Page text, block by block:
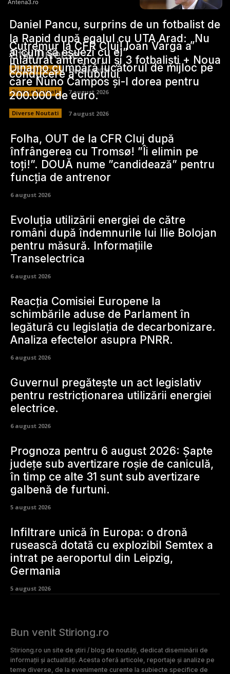
Antena3.ro
Stiri Diverse:
Daniel Pancu, surprins de un fotbalist de
la Rapid după egalul cu UTA Arad: „Nu
ai cum să eșuezi cu el”
Diverse Noutati 7 august 2026
Cutremur la CFR Cluj! Ioan Varga a
înlăturat antrenorul și 3 fotbaliști + Noua
conducere a clubului
Diverse Noutati 7 august 2026
Dinamo cumpără jucătorul de mijloc pe
care Nuno Campos și-l dorea pentru
200.000 de euro.
Diverse Noutati 7 august 2026
Folha, OUT de la CFR Cluj după
înfrângerea cu Tromsø! ”Îi elimin pe
toți!”. DOUĂ nume ”candidează” pentru
funcția de antrenor
6 august 2026
Evoluția utilizării energiei de către
români după îndemnurile lui Ilie Bolojan
pentru măsură. Informațiile
Transelectrica
6 august 2026
Reacția Comisiei Europene la
schimbările aduse de Parlament în
legătură cu legislația de decarbonizare.
Analiza efectelor asupra PNRR.
6 august 2026
Guvernul pregătește un act legislativ
pentru restricționarea utilizării energiei
electrice.
6 august 2026
Prognoza pentru 6 august 2026: Șapte
județe sub avertizare roșie de caniculă,
în timp ce alte 31 sunt sub avertizare
galbenă de furtuni.
5 august 2026
Infiltrare unică în Europa: o dronă
rusească dotată cu explozibil Semtex a
intrat pe aeroportul din Leipzig,
Germania
5 august 2026
Bun venit Stiriong.ro
Stiriong.ro un site de știri / blog de noutăți, dedicat diseminării de
informații și actualități. Acesta oferă articole, reportaje și analize pe
teme diverse, de la evenimente curente la subiecte specifice de